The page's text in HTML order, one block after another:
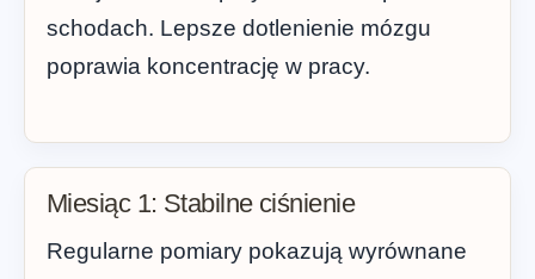
schodach. Lepsze dotlenienie mózgu
poprawia koncentrację w pracy.
Miesiąc 1: Stabilne ciśnienie
Regularne pomiary pokazują wyrównane